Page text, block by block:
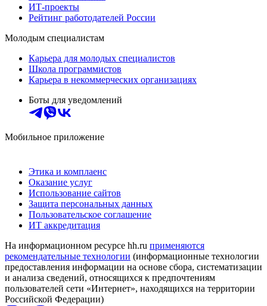
ИТ-проекты
Рейтинг работодателей России
Молодым специалистам
Карьера для молодых специалистов
Школа программистов
Карьера в некоммерческих организациях
Боты для уведомлений
Мобильное приложение
Этика и комплаенс
Оказание услуг
Использование сайтов
Защита персональных данных
Пользовательское соглашение
ИТ аккредитация
На информационном ресурсе hh.ru применяются
рекомендательные технологии (информационные технологии
предоставления информации на основе сбора, систематизации
и анализа сведений, относящихся к предпочтениям
пользователей сети «Интернет», находящихся на территории
Российской Федерации)